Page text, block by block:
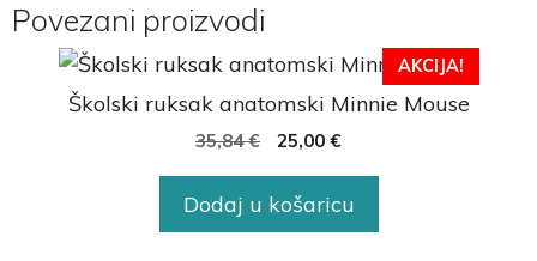
Povezani proizvodi
AKCIJA!
Školski ruksak anatomski Minnie Mouse
35,84€ 25,00 €
Dodaj u košaricu